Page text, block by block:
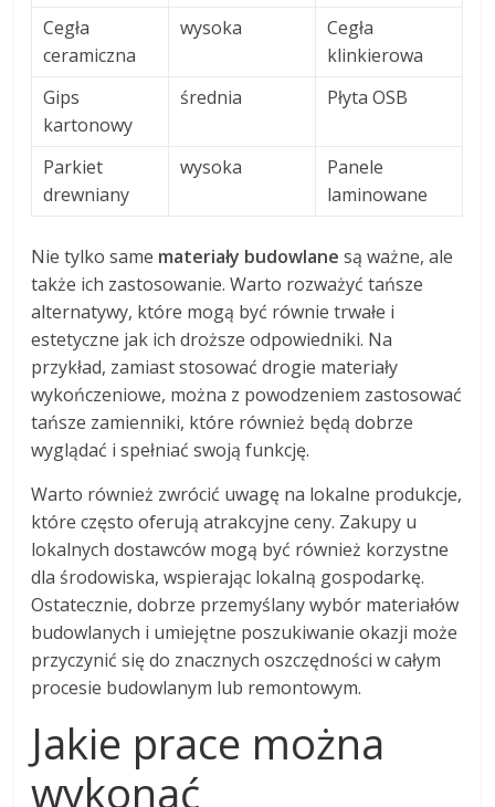
Cegła
ceramiczna
wysoka
Cegła
klinkierowa
Gips
kartonowy
średnia Płyta OSB
Parkiet
drewniany
wysoka
Panele
laminowane
Nie tylko same materiały budowlane są ważne, ale
także ich zastosowanie. Warto rozważyć tańsze
alternatywy, które mogą być równie trwałe i
estetyczne jak ich droższe odpowiedniki. Na
przykład, zamiast stosować drogie materiały
wykończeniowe, można z powodzeniem zastosować
tańsze zamienniki, które również będą dobrze
wyglądać i spełniać swoją funkcję.
Warto również zwrócić uwagę na lokalne produkcje,
które często oferują atrakcyjne ceny. Zakupy u
lokalnych dostawców mogą być również korzystne
dla środowiska, wspierając lokalną gospodarkę.
Ostatecznie, dobrze przemyślany wybór materiałów
budowlanych i umiejętne poszukiwanie okazji może
przyczynić się do znacznych oszczędności w całym
procesie budowlanym lub remontowym.
Jakie prace można
wykonać